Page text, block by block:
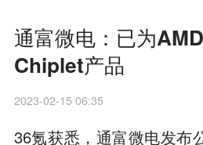
通富微电：已为
Chiplet产品
2023-02-15 06:35
36氪获悉，通富微电发布